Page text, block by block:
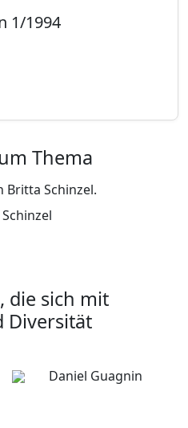
1/1994
Thema
die sich mit
Diversität
Daniel Guagnin